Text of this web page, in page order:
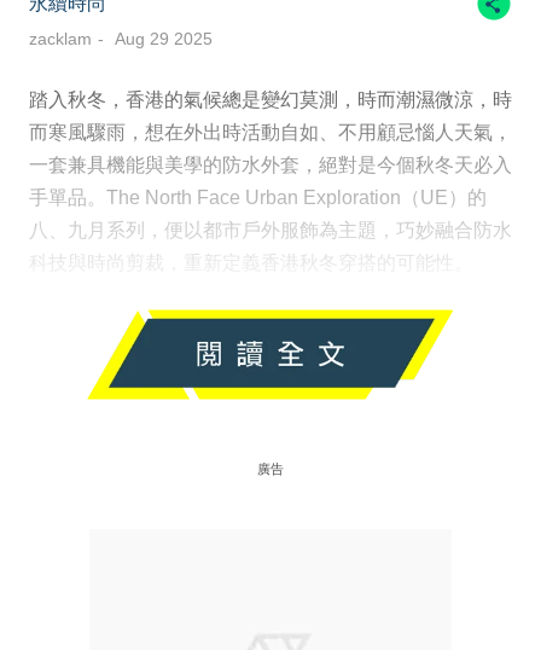
zacklam Aug 29 2025
踏入秋冬，香港的氣候總是變幻莫測，時而潮濕微涼，時
而寒風驟雨，想在外出時活動自如、不用顧忌惱人天氣，
一套兼具機能與美學的防水外套，絕對是今個秋冬天必入
手單品。The North Face Urban Exploration（UE）的
八、九月系列，便以都市戶外服飾為主題，巧妙融合防水
科技與時尚剪裁，重新定義香港秋冬穿搭的可能性。
廣告